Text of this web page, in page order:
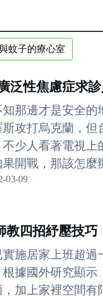
蚊子的療心室
泛性焦慮症求
那邊才是安全
攻打烏克蘭，
少人看著電視
開戰，那該怎麼
03-09
四招紓壓技巧
施居家上班超過
據國外研究顯
加上家裡空間